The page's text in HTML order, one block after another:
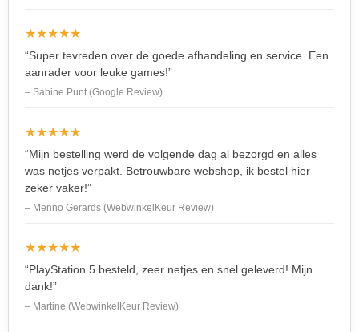
★★★★★
“Super tevreden over de goede afhandeling en service. Een
aanrader voor leuke games!”
– Sabine Punt (Google Review)
★★★★★
“Mijn bestelling werd de volgende dag al bezorgd en alles
was netjes verpakt. Betrouwbare webshop, ik bestel hier
zeker vaker!”
– Menno Gerards (WebwinkelKeur Review)
★★★★★
“PlayStation 5 besteld, zeer netjes en snel geleverd! Mijn
dank!”
– Martine (WebwinkelKeur Review)